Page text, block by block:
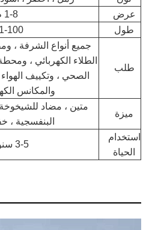
أنواع الشرفة ، ومصنع الطلاء ، ومصنع
الكهربائي ، ومحطة معالجة مياه الصرف
، وتكييف الهواء ، والفلتر ، والتنقية ،
والمكانس الكهربائية ، إلخ
، مضاد للشيخوخة ، كتلة للأشعة فوق
البنفسجية ، خفيف الوزن
3-5 سنوات